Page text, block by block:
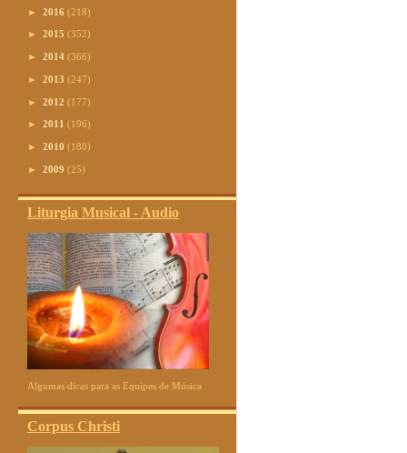
► 2016 (218)
► 2015 (352)
► 2014 (366)
► 2013 (247)
► 2012 (177)
► 2011 (196)
► 2010 (180)
► 2009 (25)
Liturgia Musical - Audio
Algumas dicas para as Equipes de Música
Corpus Christi